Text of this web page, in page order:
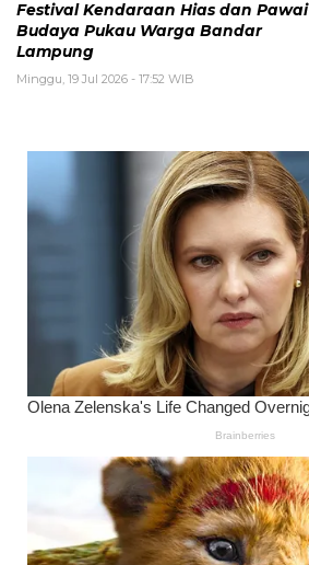
Festival Kendaraan Hias dan Pawai
Budaya Pukau Warga Bandar
Lampung
Minggu, 19 Jul 2026 - 17:52 WIB